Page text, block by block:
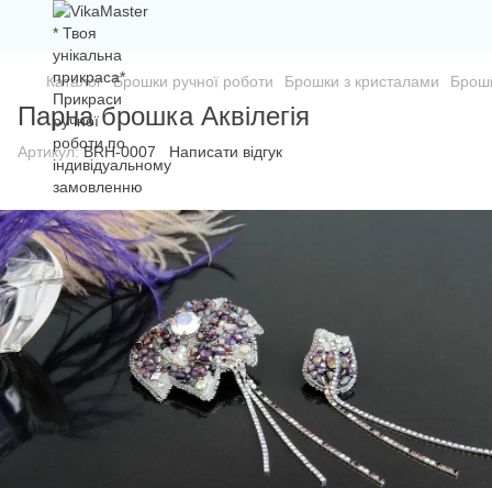
Каталог Брошки ручної роботи Брошки з кристалами
Парна брошка Аквілегія
Артикул:BRH-0007 Написати відгук